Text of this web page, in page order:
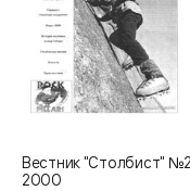
Вестник "Столбист" №2
2000